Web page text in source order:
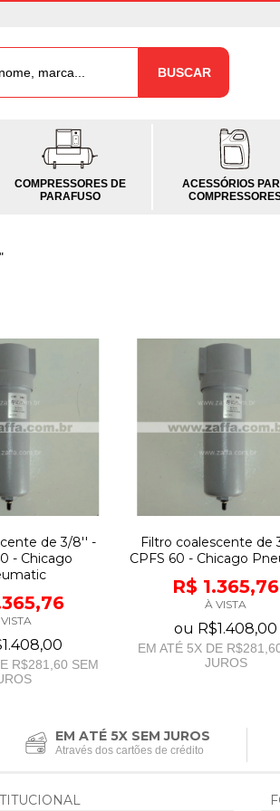
BUSCAR
COMPRESSORES DE
PARAFUSO
ACESSÓRIOS
de 3/8'' -
- Chicago
R$281,60 SEM
Filtro coalescente de
CPFS 60 - Chicago
R$ 1.365,76
À VISTA
ou R$1.408,00
EM ATÉ 5X DE
JUROS
EM ATÉ 5X SEM JUROS
Através dos cartões de crédito